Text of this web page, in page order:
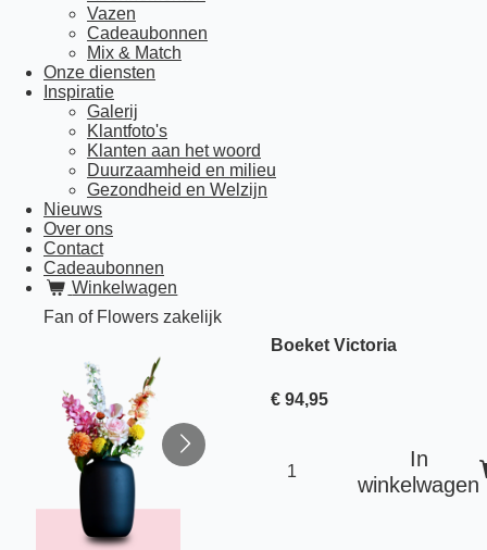
Vazen
Cadeaubonnen
Mix & Match
Onze diensten
Inspiratie
Galerij
Klantfoto's
Klanten aan het woord
Duurzaamheid en milieu
Gezondheid en Welzijn
Nieuws
Over ons
Contact
Cadeaubonnen
Winkelwagen
Fan of Flowers zakelijk
Boeket Victoria
€ 94,95
In
winkelwagen